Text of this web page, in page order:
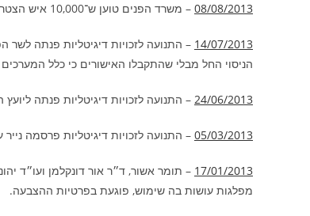
08/08/2013 – משרד הפנים טוען ש־10,000 איש הצטרפו למאגר הביומטרי. במילים אחרות, כ־60% מסרבים להשתתף בניסוי הביומטרי.
14/07/2013 – התנועה לזכויות דיגיטליות פנתה
הניסוי החל מבלי שהתקבלו האישורים כי כלל
24/06/2013 – התנועה לזכויות דיגיטליות פנתה
05/03/2013 – התנועה לזכויות דיגיטליות פרסמה
17/01/2013
מפלגות עושות בה שימוש, פוגעת בפרטיות ההצבעה.